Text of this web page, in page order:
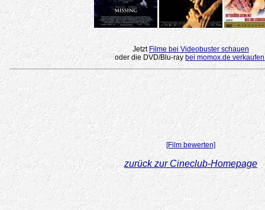
Jetzt Filme bei Videobuster schauen
oder die DVD/Blu-raybei momox.de verkaufen
[Film bewerten]
zurück zur Cineclub-Homepage